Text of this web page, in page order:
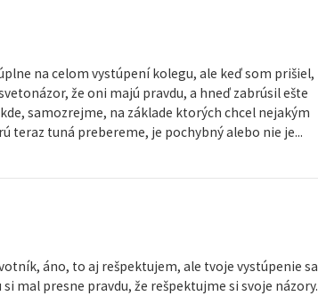
na celom vystúpení kolegu, ale keď som prišiel,
že oni majú pravdu, a hneď zabrúsil ešte
samozrejme, na základe ktorých chcel nejakým
teraz tuná prebereme, je pochybný alebo nie je...
áno, to aj rešpektujem, ale tvoje vystúpenie sa
mal presne pravdu, že rešpektujme si svoje názory.